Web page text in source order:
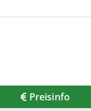
Preisinfo